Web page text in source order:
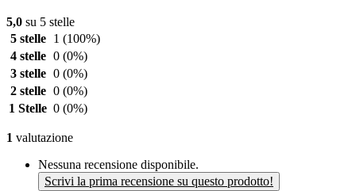
5,0 su 5 stelle
5 stelle
1 (100%)
4 stelle 0 (0%)
3 stelle 0 (0%)
2 stelle 0 (0%)
1 Stelle 0 (0%)
1 valutazione
Nessuna recensione disponibile.
Scrivi la prima recensione su questo prodotto!